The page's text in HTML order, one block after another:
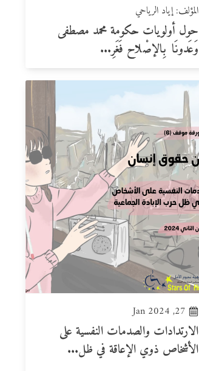
المؤلف: إياد الرياحي
حول أولويات حكومة محمد مصطفى
وَعَدونَا بِالإصْلاح فَغَرِ...
27, Jan 2024
الارتدادات والصدمات النفسية على
الأشخاص ذوي الإعاقة في ظل...